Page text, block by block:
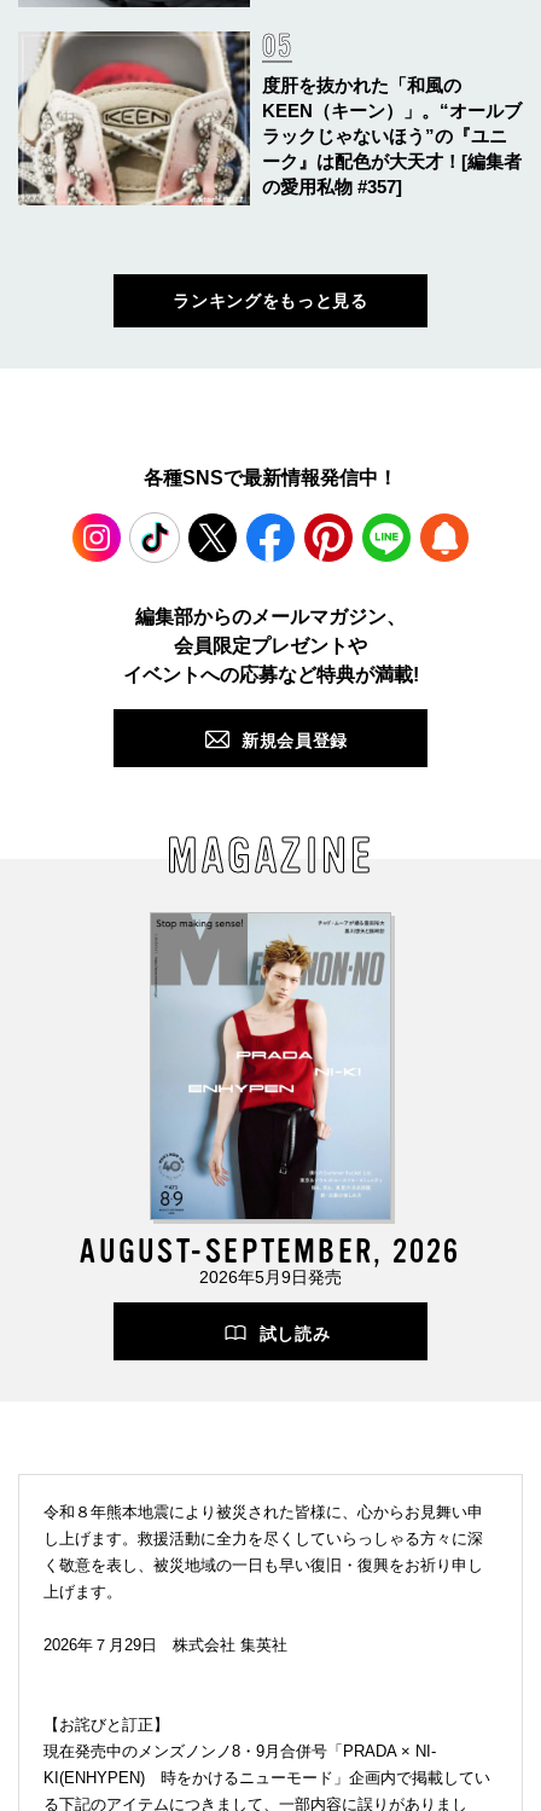
度肝を抜かれた「和風の
KEEN（キーン）」。“オールブ
ラックじゃないほう”の『ユニ
ーク』は配色が大天才！[編集者
の愛用私物 #357]
ランキングをもっと見る
各種SNSで最新情報発信中！
TikTok Facebook Pinterest LINE
編集部からのメールマガジン、
会員限定プレゼントや
イベントへの応募など特典が満載!
新規会員登録
MAGAZINE
AUGUST-SEPTEMBER, 2026
2026年5月9日発売
試し読み
令和８年熊本地震により被災された皆様に、心からお見舞い申
し上げます。救援活動に全力を尽くしていらっしゃる方々に深
く敬意を表し、被災地域の一日も早い復旧・復興をお祈り申し
上げます。
2026年７月29日 株式会社 集英社
【お詫びと訂正】
現在発売中のメンズノンノ8・9月合併号「PRADA × NI-
KI(ENHYPEN) 時をかけるニューモード」企画内で掲載してい
る下記のアイテムにつきまして、一部内容に誤りがありまし